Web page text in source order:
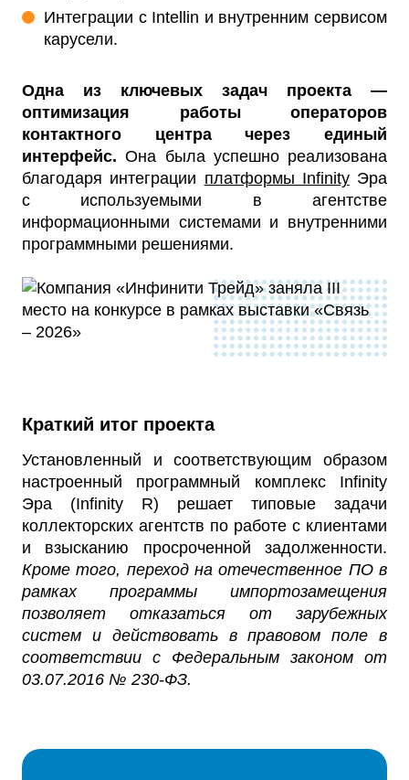
Интеграции с Intellin и внутренним сервисом
карусели.
Одна из ключевых задач проекта —
оптимизация работы операторов
контактного центра через единый
интерфейс. Она была успешно реализована
благодаря интеграции платформы InfinityЭра
с используемыми в агентстве
информационными системами и внутренними
программными решениями.
Краткий итог проекта
Установленный и соответствующим образом
настроенный программный комплекс Infinity
Эра (Infinity R) решает типовые задачи
коллекторских агентств по работе с клиентами
и взысканию просроченной задолженности.
Кроме того, переход на отечественное ПО в
рамках программы импортозамещения
позволяет отказаться от зарубежных
систем и действовать в правовом поле в
соответствии с Федеральным законом от
03.07.2016 № 230-ФЗ.